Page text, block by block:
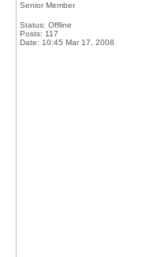
Senior Member
Status: Offline
Posts: 117
Date: 10:45 Mar 17, 2008